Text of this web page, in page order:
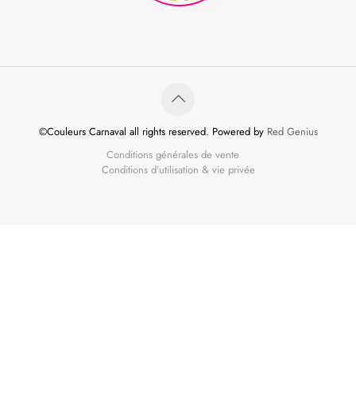
©Couleurs Carnaval all rights reserved. Powered by Red Genius
Conditions générales de vente
Conditions d’utilisation & vie privée